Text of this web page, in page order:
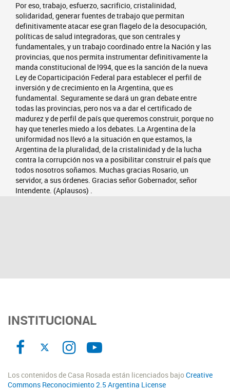
Por eso, trabajo, esfuerzo, sacrificio, cristalinidad,
solidaridad, generar fuentes de trabajo que permitan
definitivamente atacar ese gran flagelo de la desocupación,
políticas de salud integradoras, que son centrales y
fundamentales, y un trabajo coordinado entre la Nación y las
provincias, que nos permita instrumentar definitivamente la
manda constitucional de l994, que es la sanción de la nueva
Ley de Coparticipación Federal para establecer el perfil de
inversión y de crecimiento en la Argentina, que es
fundamental. Seguramente se dará un gran debate entre
todas las provincias, pero nos va a dar el certificado de
madurez y de perfil de país que queremos construir, porque no
hay que tenerles miedo a los debates. La Argentina de la
uniformidad nos llevó a la situación en que estamos, la
Argentina de la pluralidad, de la cristalinidad y de la lucha
contra la corrupción nos va a posibilitar construir el país que
todos nosotros soñamos. Muchas gracias Rosario, un
servidor, a sus órdenes. Gracias señor Gobernador, señor
Intendente. (Aplausos) .
INSTITUCIONAL
Los contenidos de Casa Rosada están licenciados bajoCreative
Commons Reconocimiento 2.5 Argentina License